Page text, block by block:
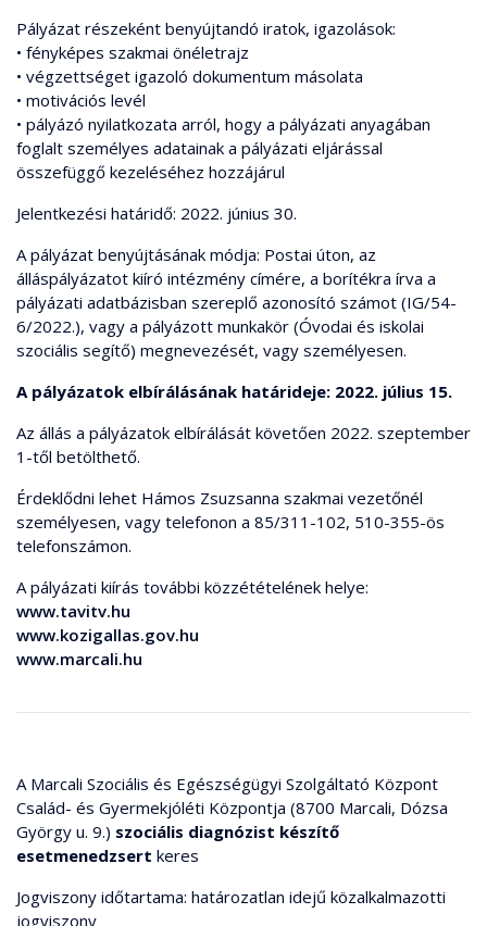
Pályázat részeként benyújtandó iratok, igazolások:
• fényképes szakmai önéletrajz
• végzettséget igazoló dokumentum másolata
• motivációs levél
• pályázó nyilatkozata arról, hogy a pályázati anyagában
foglalt személyes adatainak a pályázati eljárással
összefüggő kezeléséhez hozzájárul
Jelentkezési határidő: 2022. június 30.
A pályázat benyújtásának módja: Postai úton, az
álláspályázatot kiíró intézmény címére, a borítékra írva a
pályázati adatbázisban szereplő azonosító számot (IG/54-
6/2022.), vagy a pályázott munkakör (Óvodai és iskolai
szociális segítő) megnevezését, vagy személyesen.
A pályázatok elbírálásának határideje: 2022. július 15.
Az állás a pályázatok elbírálását követően 2022. szeptember
1-től betölthető.
Érdeklődni lehet Hámos Zsuzsanna szakmai vezetőnél
személyesen, vagy telefonon a 85/311-102, 510-355-ös
telefonszámon.
A pályázati kiírás további közzétételének helye:
www.tavitv.hu
www.kozigallas.gov.hu
www.marcali.hu
A Marcali Szociális és Egészségügyi Szolgáltató Központ
Család- és Gyermekjóléti Központja (8700 Marcali, Dózsa
György u. 9.) szociális diagnózist készítő
esetmenedzsert keres
Jogviszony időtartama: határozatlan idejű közalkalmazotti
jogviszony